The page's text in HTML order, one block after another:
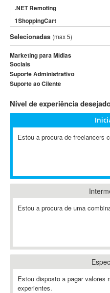
.NET Remoting
1ShoppingCart
3DS Max
3GSM
4D Dimension
802.11
A&P
A2Billing
Ab Initio
ABIS
AbleCommerce
Ableton
Abstract
Abstract Window Toolkit (AWT)
Absynth
AC Drives
Selecionadas (max 5)
Marketing para Mídias
Sociais
Suporte Administrativo
Suporte ao Cilente
Nível de experiência
Estou a procura de freelancers
Estou a procura de uma
Estou disposto a pagar valores
experientes.